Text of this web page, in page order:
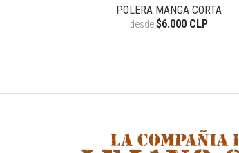
POLERA MANGA CORTA
desde$6.000 CLP